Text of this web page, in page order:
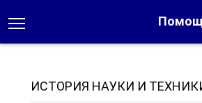
ИСТОРИЯ НАУКИ И